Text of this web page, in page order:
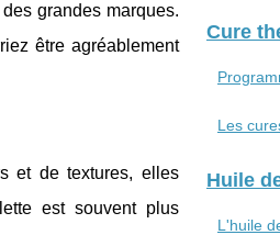
grandes marques.
être agréablement
et de textures, elles
est souvent plus
Cure
Les
Huile
L'huile